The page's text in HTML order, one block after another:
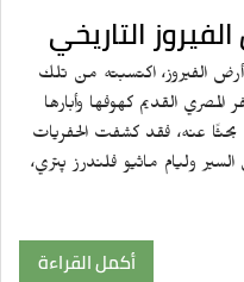
التاريخي
الفيروز، اكتسبته من تلك
المصري القديم كهوفها وأبارها
بحثًا عنه، فقد كشفت الحفريات
السير وليام ماثيو فلندرز پتري،
أكمل القراءة